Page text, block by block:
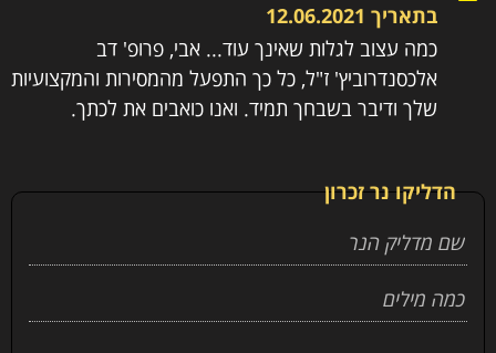
בתאריך 12.06.2021
כמה עצוב לגלות שאינך עוד... אבי, פרופ' דב
אלכסנדרוביץ' ז"ל, כל כך התפעל מהמסירות והמקצועיות
שלך ודיבר בשבחך תמיד. ואנו כואבים את לכתך.
הדליקו נר זכרון